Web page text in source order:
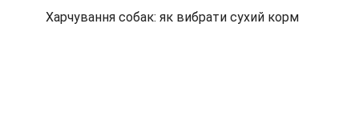
Харчування собак: як вибрати сухий корм